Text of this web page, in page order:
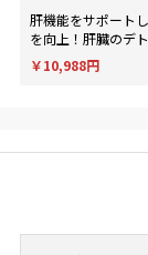
肝機能をサポート
を向上！肝臓のデ
メント。
￥10,988円